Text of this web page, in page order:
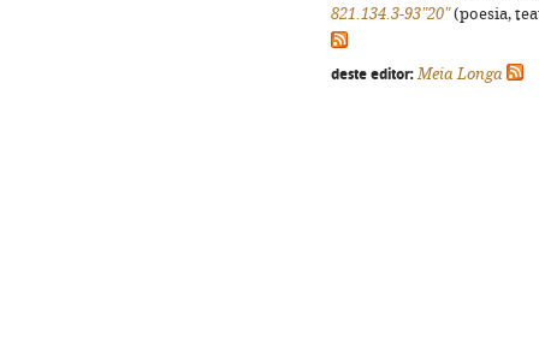
821.134.3-93"20"(poesia,
deste editor: Meia Longa